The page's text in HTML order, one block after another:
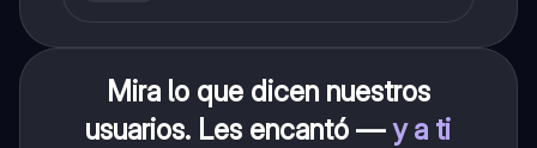
Mira lo que dicen nuestros
usuarios. Les encantó —y a ti